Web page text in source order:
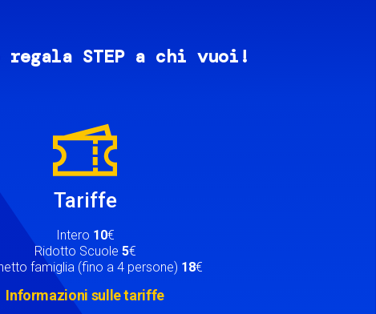
STEP a chi vuoi!
Tariffe
Intero 10€
Ridotto Scuole 5€
famiglia (fino a 4 persone) 18€
Informazioni sulle tariffe